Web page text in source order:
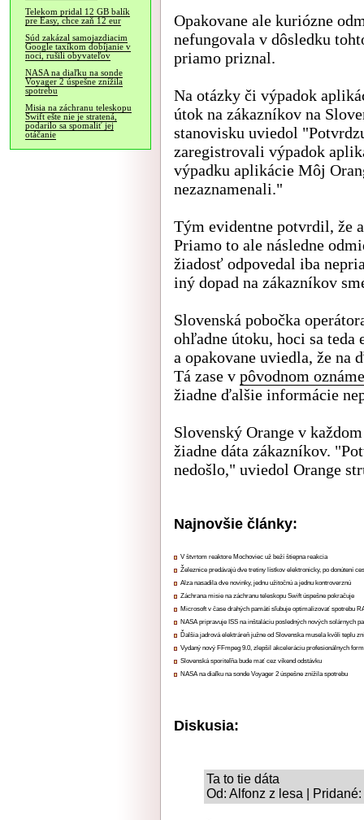
Telekom pridal 12 GB balík
pre Easy, chce zaň 12 eur
Súd zakázal samojazdiacim
Google taxíkom dobíjanie v
noci, rušili obyvateľov
NASA na diaľku na sonde
Voyager 2 úspešne znížila
spotrebu
Misia na záchranu teleskopu
Swift ešte nie je stratená,
podarilo sa spomaliť jej
otáčanie
Opakovane ale kuriózne
nefungovala v dôsledku
priamo priznal.
Na otázky či výpadok
útok na zákazníkov na
stanovisku uviedol
zaregistrovali výpadok
výpadku aplikácie Môj
nezaznamenali."
Tým evidentne potvrdil, že
Priamo to ale následne
žiadosť odpovedal iba
iný dopad na zákazníkov
Slovenská pobočka
ohľadne útoku, hoci sa
a opakovane uviedla, že na
Tá zase v pôvodnom
žiadne ďalšie informácie
Slovenský Orange v
žiadne dáta zákazníkov.
nedošlo," uviedol Orange
Najnovšie články:
V štvrtom reaktore Mochoviec už beží štiepna reakcia
Železnice predávajú dve tretiny lístkov elektronicky, po donútení
Alza nasadila dve novinky, jednu užitočnú a jednu kontroverznú
Záchrana misie na záchranu teleskopu Swift úspešne pokračuje
Microsoft v čase drahých pamätí sľubuje optimalizovať spotrebu
NASA pripravuje ISS na inštaláciu posledných nových solárnych
Ďalšia jadrová elektráreň južne od Slovenska musela kvôli teplu
Vydaný nový FFmpeg 9.0, zlepšil akceleráciu profesionálnych
Slovenská sporiteľňa bude mať cez víkend odstávku
NASA na diaľku na sonde Voyager 2 úspešne znížila spotrebu
Diskusia:
Ta to tie dáta
Od: Alfonz z lesa |